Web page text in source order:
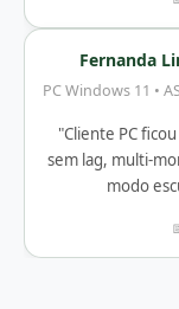
Fernanda
PC Windows 11 •
"Cliente PC
sem lag, multi-
modo